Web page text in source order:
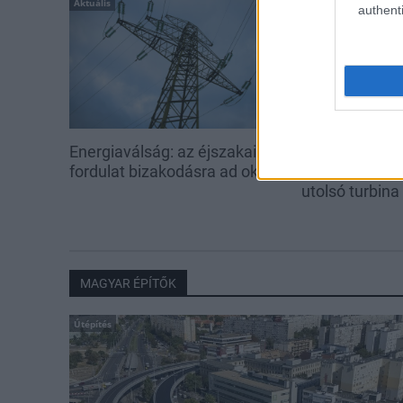
Energiaválság: az éjszakai
fordulat bizakodásra ad okot
Paks: hétfőn
utolsó turbina
MAGYAR ÉPÍTŐK
Útépítés